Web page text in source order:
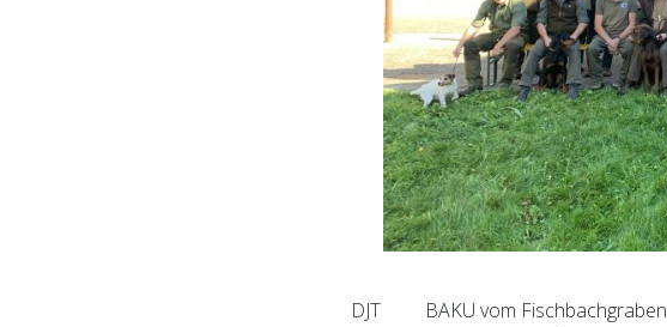
DJT
BAKU vom Fischbachgraben